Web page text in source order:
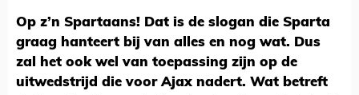
Op z’n Spartaans! Dat is de slogan die Sparta
graag hanteert bij van alles en nog wat. Dus
zal het ook wel van toepassing zijn op de
uitwedstrijd die voor Ajax nadert. Wat betreft